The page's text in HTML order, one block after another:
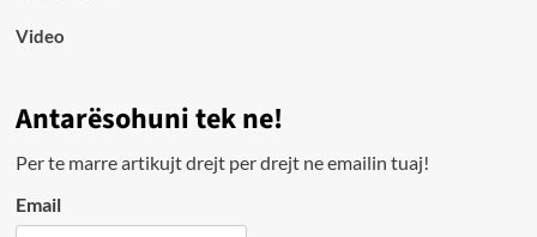
Video
Antarësohuni tek ne!
Per te marre artikujt drejt per drejt ne emailin tuaj!
Email